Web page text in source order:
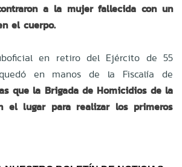
a la mujer fallecida con un
el cuerpo.
en retiro del Ejército de 55
en manos de la Fiscalía de
que la Brigada de Homicidios de la
el lugar para realizar los primeros